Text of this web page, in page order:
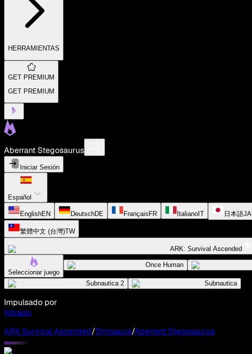
HERRAMIENTAS
GET PREMIUM
GET PREMIUM
Aberrant Stegosaurus
Iniciar Sesión
Español
EnglishEN DeutschDE Français FR Italiano IT 日本語JA
繁體中文 (台灣)TW
ARK: Survival Ascended
Seleccionar juego
Once Human
Subnautica 2 Subnautica
Impulsado por
Nitrado
ARK Survival Ascended/Dinosaurs/Aberrant Stegosaurus